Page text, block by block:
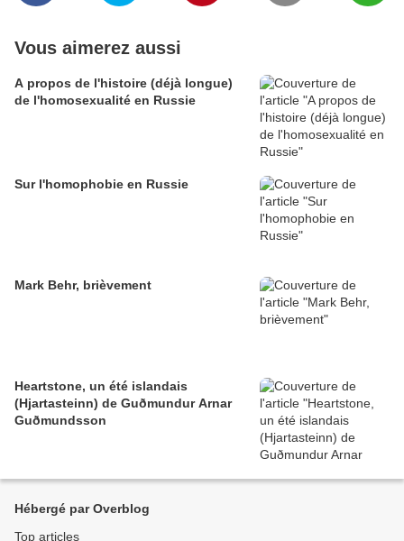
Vous aimerez aussi
A propos de l'histoire (déjà longue)
de l'homosexualité en Russie
Sur l'homophobie en Russie
Mark Behr, brièvement
Heartstone, un été islandais
(Hjartasteinn) de Guðmundur Arnar
Guðmundsson
Hébergé par Overblog
Top articles